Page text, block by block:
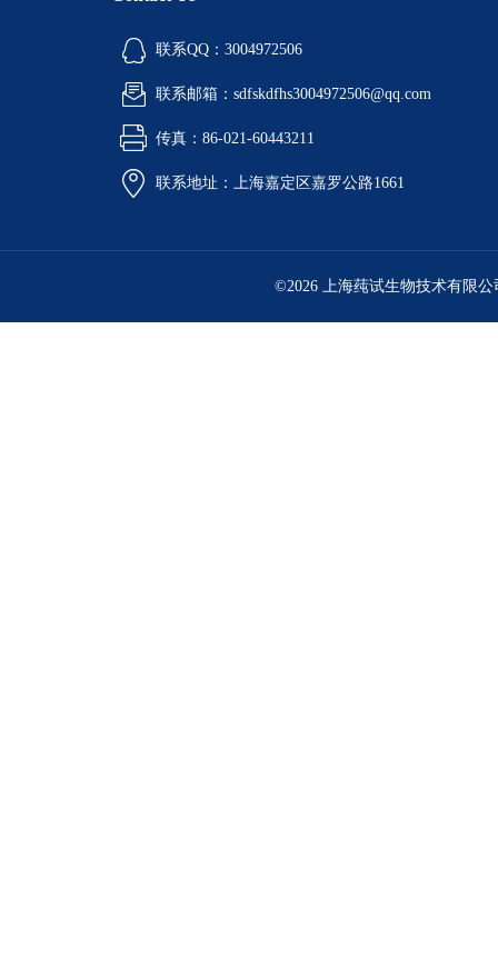
联系QQ：3004972506
联系邮箱：sdfskdfhs3004972506@qq.com
传真：86-021-60443211
联系地址：上海嘉定区嘉罗公路1661
©2026 上海莼试生物技术有限